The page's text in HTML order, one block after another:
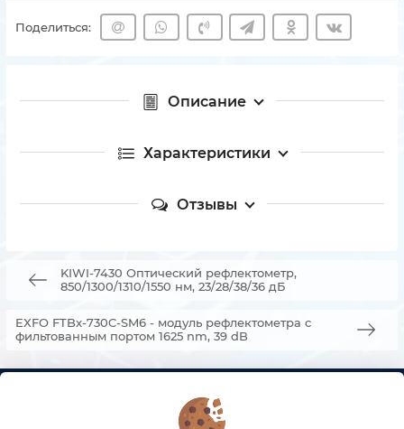
Поделиться:
Описание
Характеристики
Отзывы
KIWI-7430 Оптический рефлектометр,
850/1300/1310/1550 нм, 23/28/38/36 дБ
EXFO FTBx-730C-SM6 - модуль рефлектометра c
фильтованным портом 1625 nm, 39 dB